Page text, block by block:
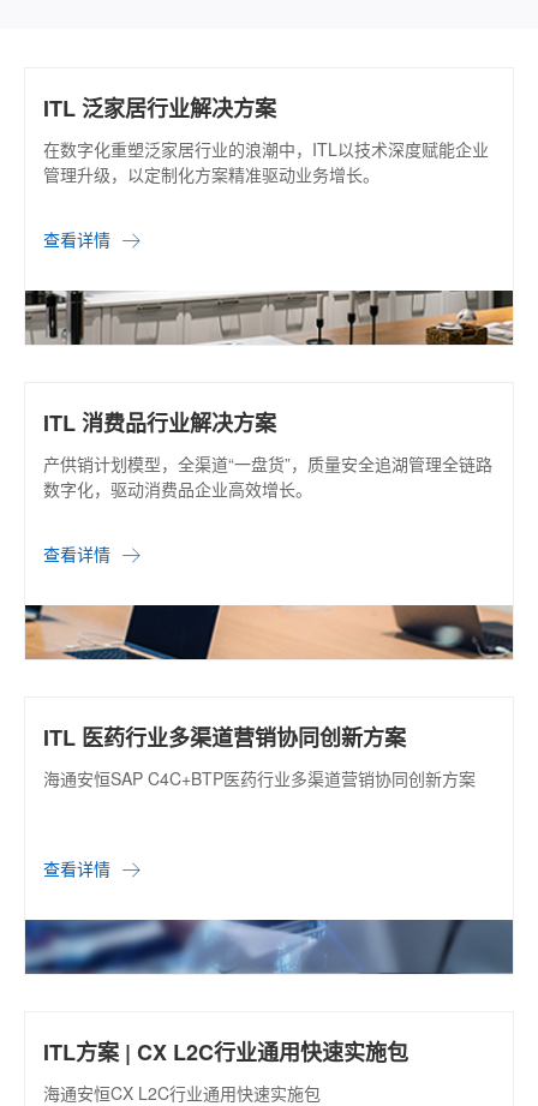
ITL 泛家居行业解决方案
在数字化重塑泛家居行业的浪潮中，ITL以技术深度赋能企业
管理升级，以定制化方案精准驱动业务增长。
查看详情
ITL 消费品行业解决方案
产供销计划模型，全渠道“一盘货”，质量安全追湖管理全链路
数字化，驱动消费品企业高效增长。
查看详情
ITL 医药行业多渠道营销协同创新方案
海通安恒SAP C4C+BTP医药行业多渠道营销协同创新方案
查看详情
ITL方案 | CX L2C行业通用快速实施包
海通安恒CX L2C行业通用快速实施包